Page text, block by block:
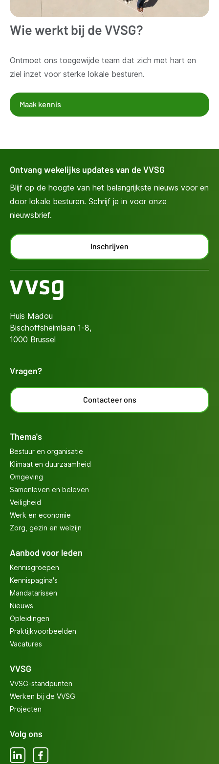
Wie werkt bij de VVSG?
Ontmoet ons toegewijde team dat zich met hart en
ziel inzet voor sterke lokale besturen.
Maak kennis
Ontvang wekelijks updates van de VVSG
Blijf op de hoogte van het belangrijkste nieuws voor en
door lokale besturen. Schrijf je in voor onze
nieuwsbrief.
Inschrijven
Huis Madou
Bischoffsheimlaan 1-8,
1000 Brussel
Vragen?
Contacteer ons
Thema's
Bestuur en organisatie
Klimaat en duurzaamheid
Omgeving
Samenleven en beleven
Veiligheid
Werk en economie
Zorg, gezin en welzijn
Aanbod voor leden
Kennisgroepen
Kennispagina's
Mandatarissen
Nieuws
Opleidingen
Praktijkvoorbeelden
Vacatures
VVSG
VVSG-standpunten
Werken bij de VVSG
Projecten
Volg ons
LinkedInFacebook